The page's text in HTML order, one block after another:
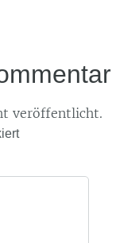
veröffentlicht.